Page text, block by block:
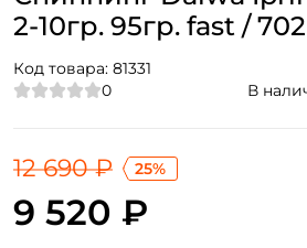
2-10гр. 95гр. fast /
Код товара: 81331
0
В
9 520 ₽
12 690 ₽ 25%